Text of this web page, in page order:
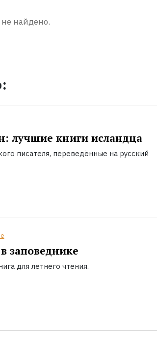
найдено.
лучшие книги исландца
писателя, переведённые на русский
заповеднике
для летнего чтения.